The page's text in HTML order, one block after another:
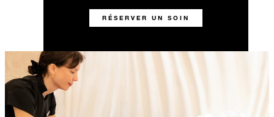
RÉSERVER UN SOIN